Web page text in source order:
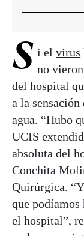
S i elvirus
no
del hospital
a la
agua. “Hubo
UCIS
absoluta del
Conchita
Quirúrgica.
que podíamos
el hospital”,